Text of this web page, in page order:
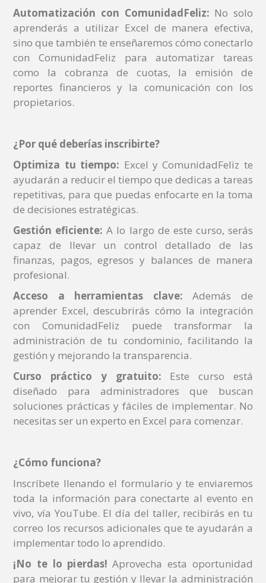
Automatización con ComunidadFeliz: No solo
aprenderás a utilizar Excel de manera efectiva,
sino que también te enseñaremos cómo conectarlo
con ComunidadFeliz para automatizar tareas
como la cobranza de cuotas, la emisión de
reportes financieros y la comunicación con los
propietarios.
¿Por qué deberías inscribirte?
Optimiza tu tiempo: Excel y ComunidadFeliz te
ayudarán a reducir el tiempo que dedicas a tareas
repetitivas, para que puedas enfocarte en la toma
de decisiones estratégicas.
Gestión eficiente:A lo largo de este curso, serás
capaz de llevar un control detallado de las
finanzas, pagos, egresos y balances de manera
profesional.
Acceso a herramientas clave:Además de
aprender Excel, descubrirás cómo la integración
con ComunidadFeliz puede transformar la
administración de tu condominio, facilitando la
gestión y mejorando la transparencia.
Curso práctico y gratuito: Este curso está
diseñado para administradores que buscan
soluciones prácticas y fáciles de implementar. No
necesitas ser un experto en Excel para comenzar.
¿Cómo funciona?
Inscríbete llenando el formulario y te enviaremos
toda la información para conectarte al evento en
vivo, vía YouTube. El día del taller, recibirás en tu
correo los recursos adicionales que te ayudarán a
implementar todo lo aprendido.
¡No te lo pierdas! Aprovecha esta oportunidad
para mejorar tu gestión y llevar la administración